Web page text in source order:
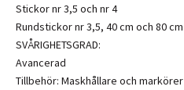
Stickor nr 3,5 och nr 4
Rundstickor nr 3,5, 40 cm och 80 cm
SVÅRIGHETSGRAD:
Avancerad
Tillbehör: Maskhållare och markörer